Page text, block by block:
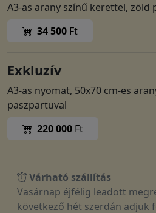
A3-as arany színű kerettel, zöld
34 500 Ft
Exkluzív
A3-as nyomat, 50x70 cm-es
paszpartuval
220 000 Ft
Várható szállítás
Vasárnap éjfélig leadott
következő hét szerdán adjuk